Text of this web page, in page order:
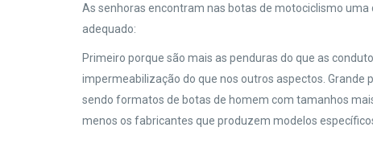
As senhoras encontram nas botas de motociclismo
adequado:
Primeiro porque são mais as penduras do que as
impermeabilização do que nos outros aspectos.
sendo formatos de botas de homem com tamanhos
menos os fabricantes que produzem modelos